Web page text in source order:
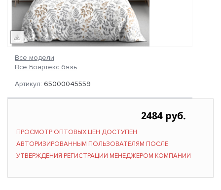
Все модели
Все Бояртекс бязь
Артикул: 65000045559
2484 руб.
ПРОСМОТР ОПТОВЫХ ЦЕН ДОСТУПЕН
АВТОРИЗИРОВАННЫМ ПОЛЬЗОВАТЕЛЯМ ПОСЛЕ
УТВЕРЖДЕНИЯ РЕГИСТРАЦИИ МЕНЕДЖЕРОМ КОМПАНИИ